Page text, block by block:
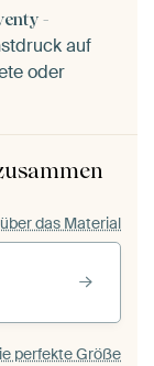
-
auf
oder
das Material
perfekte Größe